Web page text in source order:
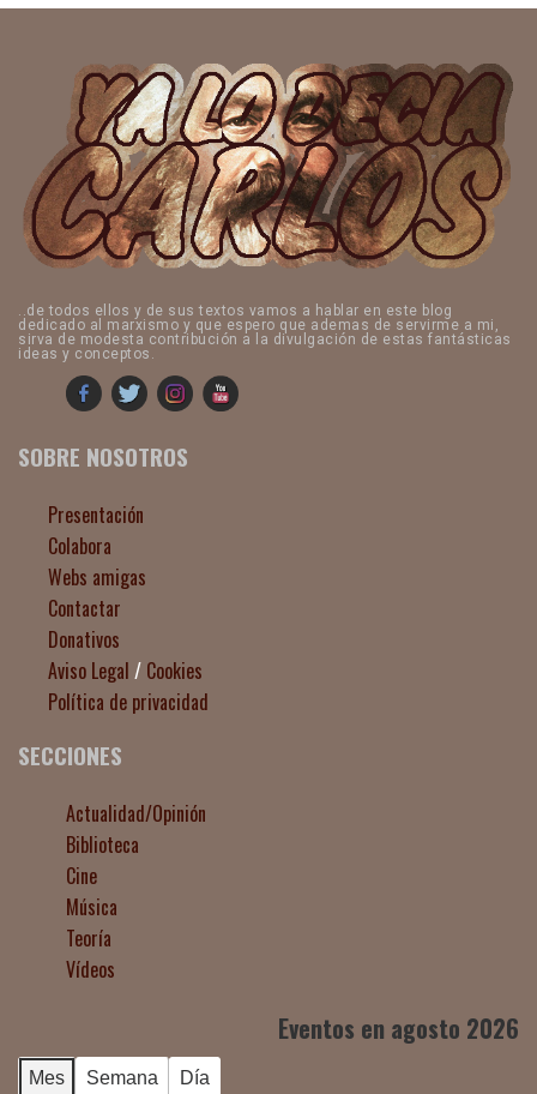
..de todos ellos y de sus textos vamos a hablar en este blog
dedicado al marxismo y que espero que ademas de servirme a mi,
sirva de modesta contribución a la divulgación de estas fantásticas
ideas y conceptos.
SOBRE NOSOTROS
Presentación
Colabora
Webs amigas
Contactar
Donativos
Aviso Legal / Cookies
Política de privacidad
SECCIONES
Actualidad/Opinión
Biblioteca
Cine
Música
Teoría
Vídeos
Eventos en agosto 2026
Mes Semana Día